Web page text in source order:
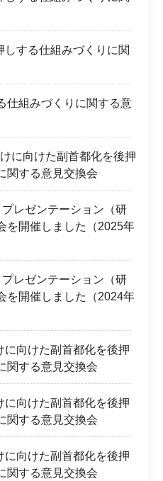
する仕組みづくりに関
仕組みづくりに関する意
に向けた副首都化を後押
関する意見交換会
レゼンテーション（研
を開催しました（2025年
レゼンテーション（研
を開催しました（2024年
に向けた副首都化を後押
関する意見交換会
に向けた副首都化を後押
関する意見交換会
に向けた副首都化を後押
関する意見交換会